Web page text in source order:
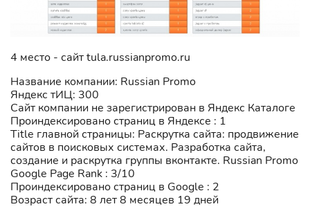
4 место - сайт tula.russianpromo.ru
Название компании: Russian Promo
Яндекс тИЦ: 300
Сайт компании не зарегистрирован в Яндекс Каталоге
Проиндексировано страниц в Яндексе : 1
Title главной страницы: Раскрутка сайта: продвижение
сайтов в поисковых системах. Разработка сайта,
создание и раскрутка группы вконтакте. Russian Promo
Google Page Rank : 3/10
Проиндексировано страниц в Google : 2
Возраст сайта: 8 лет 8 месяцев 19 дней